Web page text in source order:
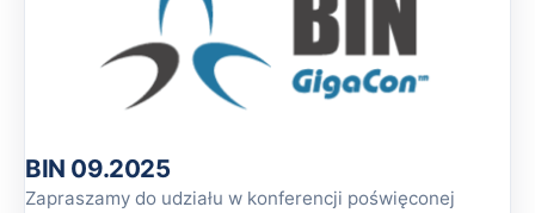
BIN 09.2025
Zapraszamy do udziału w konferencji poświęconej